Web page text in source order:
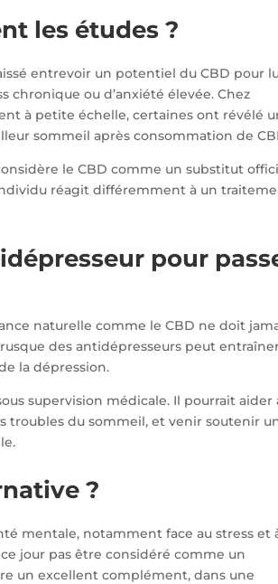
les études ?
entrevoir un potentiel du CBD pour
chronique ou d’anxiété élevée. Chez
à petite échelle, certaines ont révélé
sommeil après consommation de
le CBD comme un substitut
réagit différemment à un
pour
naturelle comme le CBD ne doit
des antidépresseurs peut
la dépression.
supervision médicale. Il pourrait aider
troubles du sommeil, et venir soutenir
?
mentale, notamment face au stress et
jour pas être considéré comme un
un excellent complément, dans une